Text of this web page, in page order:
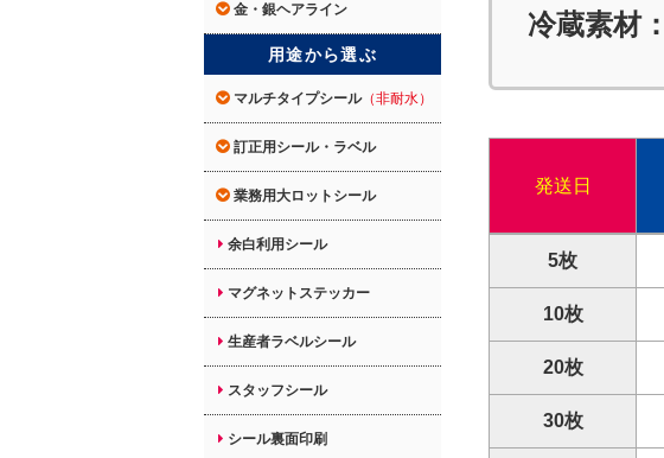
金・銀ヘアライン
用途から選ぶ
マルチタイプシール（非耐水）
訂正用シール・ラベル
業務用大ロットシール
余白利用シール
マグネットステッカー
生産者ラベルシール
スタッフシール
シール裏面印刷
冷蔵素材：
発送日
5枚
10枚
20枚
30枚